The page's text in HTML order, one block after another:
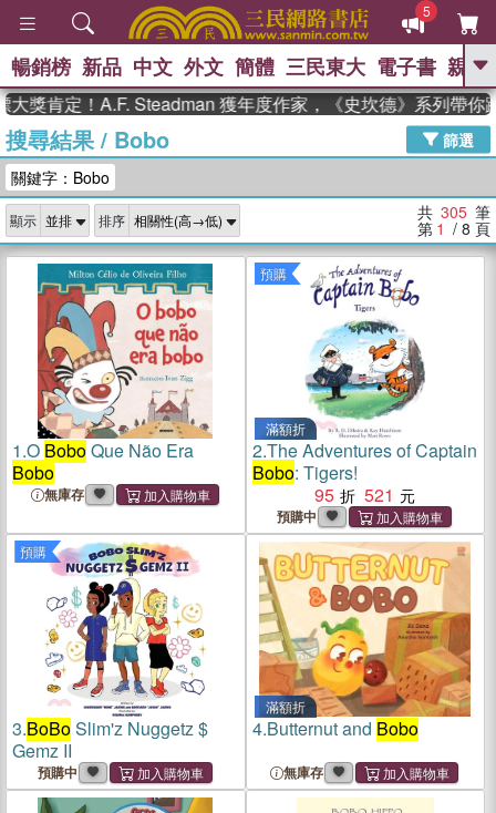
5
GO
高希均教授回憶錄
、 The Odyssey 、 父親節 、 如果歷
獎 臺灣漫遊錄 、 方念華 、 台灣的李
登輝時代
數學女孩：黎曼猜想 、
偉大的迷走神經
暢銷榜 新品 中文 外文 簡體 三民東大 電子書 親子
！A.F. Steadman 獲年度作家，《史坎德》系列帶你踏上熱
搜尋結果/ Bobo
篩選
關鍵字：Bobo
顯示 排序 共 305 筆
第 1 / 8 頁
1.O BoboQue Não Era
Bobo
無庫存
預購
滿額折
2.The Adventures of Captain
Bobo: Tigers!
95
521
預購中
預購
3.BoBoSlim'z Nuggetz $
Gemz II
預購中
滿額折
4.Butternut and Bobo
無庫存